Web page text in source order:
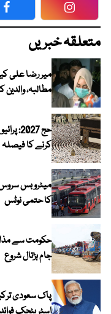
Facebook
متعلقہ خبریں
میر رضا علی
مطالبہ،
حج
کرنے کا فیصلہ
کا حتمی نوٹس
حکومت سے
جام ہڑتال شروع
پاک سعودی